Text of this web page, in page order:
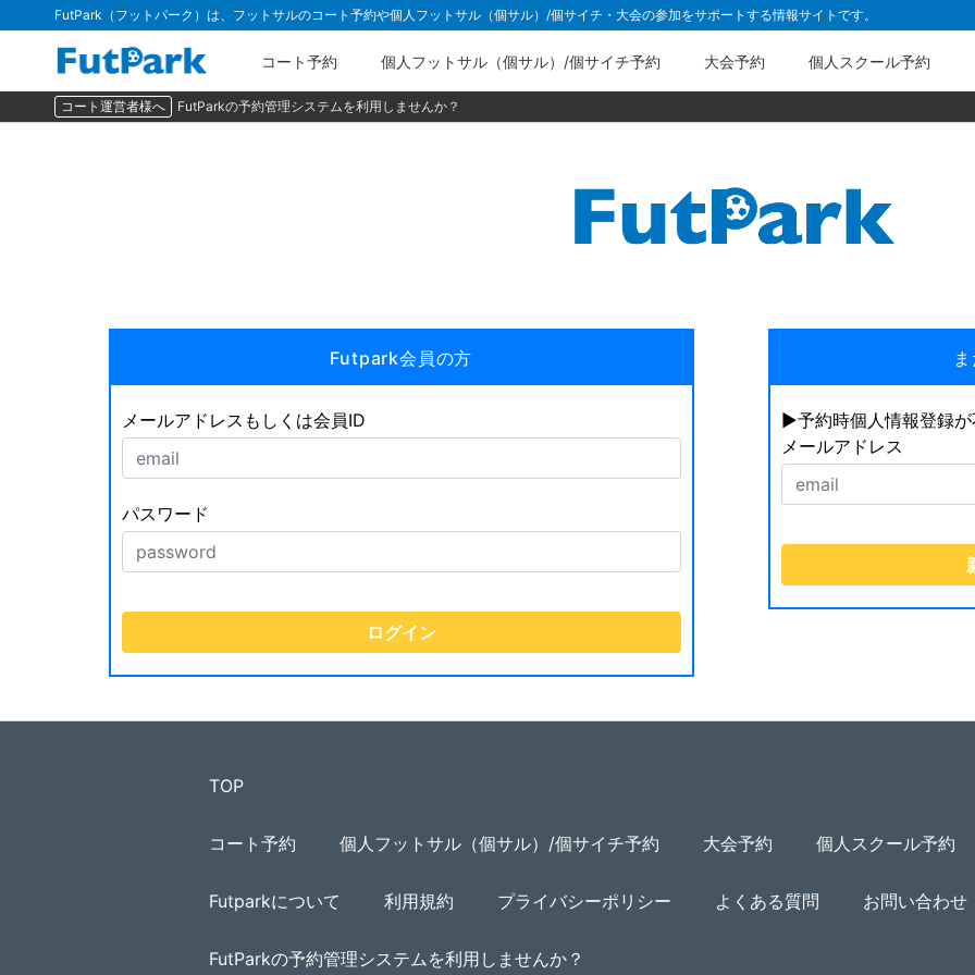
FutPark（フットパーク）は、フットサルのコート予約や個人フットサル（個サル）/個サイチ・大会の参加をサポートする情報サイトです。
コート予約 個人フットサル（個サル）/個サイチ予約 大会予約 個人スクール予約
コート運営者様へ FutParkの予約管理システムを利用しませんか？
Futpark会員の方
メールアドレスもしくは会員ID
パスワード
▶︎予約時個人情報登録
メールアドレス
TOP
コート予約 個人フットサル（個サル）/個サイチ予約 大会予約 個人スクール予約
Futparkについて 利用規約 プライバシーポリシー よくある質問 お問い合わせ
FutParkの予約管理システムを利用しませんか？